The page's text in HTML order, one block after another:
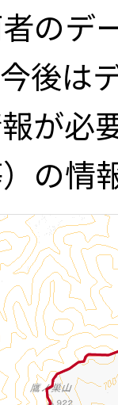
のデ
後は
が必
の情